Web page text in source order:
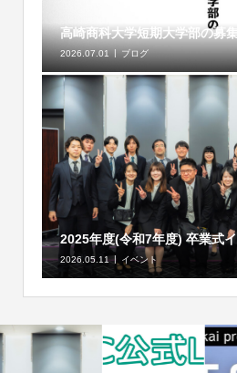
高崎商科大学短期大学部の募
2026.07.01 ブログ
2025年度(令和7年度) 卒業式
2026.05.11 イベント